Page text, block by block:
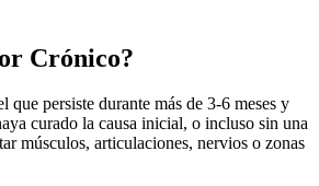
Crónico?
que persiste durante más de 3-6 meses y
curado la causa inicial, o incluso sin una
músculos, articulaciones, nervios o zonas